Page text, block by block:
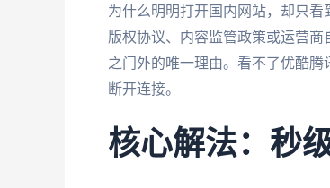
为什么明明打开国内网站，却只
版权协议、内容监管政策或运营
之门外的唯一理由。看不了优酷
断开连接。
核心解法：秒